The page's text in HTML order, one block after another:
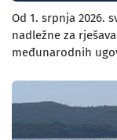
Od 1. srpnja 2026.
nadležne za
međunarodnih